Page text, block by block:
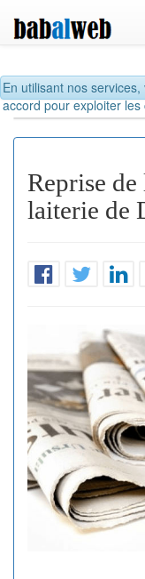
En utilisant nos
accord pour exploiter
Reprise
laiterie de